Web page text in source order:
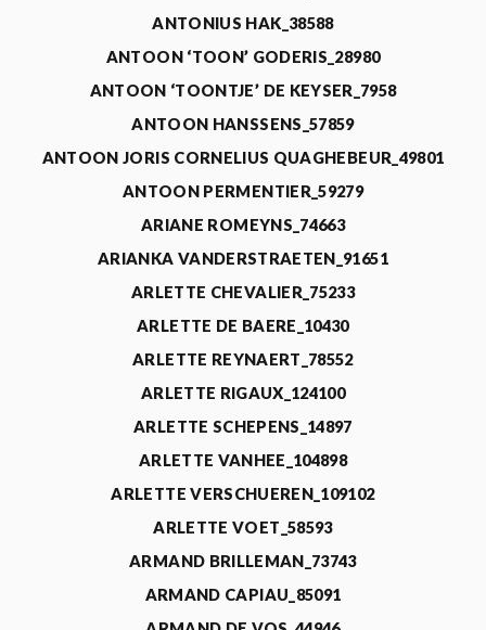
ANTONIUS HAK_38588
ANTOON ‘TOON’ GODERIS_28980
ANTOON ‘TOONTJE’ DE KEYSER_7958
ANTOON HANSSENS_57859
ANTOON JORIS CORNELIUS QUAGHEBEUR_49801
ANTOON PERMENTIER_59279
ARIANE ROMEYNS_74663
ARIANKA VANDERSTRAETEN_91651
ARLETTE CHEVALIER_75233
ARLETTE DE BAERE_10430
ARLETTE REYNAERT_78552
ARLETTE RIGAUX_124100
ARLETTE SCHEPENS_14897
ARLETTE VANHEE_104898
ARLETTE VERSCHUEREN_109102
ARLETTE VOET_58593
ARMAND BRILLEMAN_73743
ARMAND CAPIAU_85091